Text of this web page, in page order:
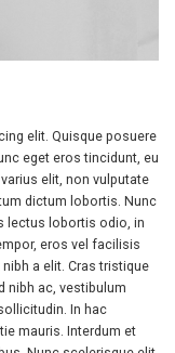
elit. Quisque posuere
eget eros tincidunt, eu
elit, non vulputate
dictum lobortis. Nunc
lectus lobortis odio, in
eros vel facilisis
a elit. Cras tristique
nibh ac, vestibulum
In hac
mauris. Interdum et